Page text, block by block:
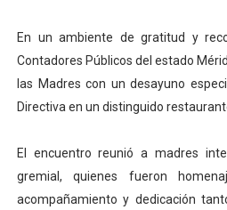
En un ambiente de gratitud y
Contadores Públicos del estado
las Madres con un desayuno
Directiva en un distinguido
El encuentro reunió a madres
gremial, quienes fueron
acompañamiento y dedicación